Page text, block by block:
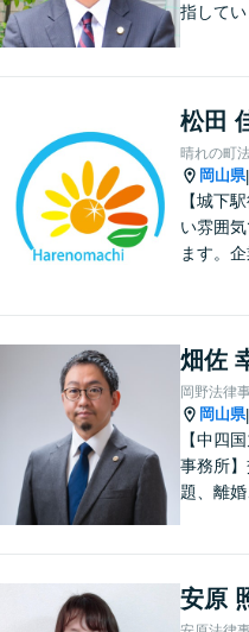
指してい
でも構い
相談く
付可能
松田
晴れの町
岡山県|
【城下
い雰囲
ます。
畑佐
岡野法律
岡山県|
【中四
事務所
題、離婚
い！
安原